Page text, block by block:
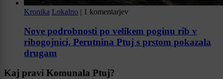
Kronika Lokalno | 1 komentarjev
Nove podrobnosti po velikem poginu rib v
ribogojnici, Perutnina Ptuj s prstom pokazala
drugam
Kaj pravi Komunala Ptuj?